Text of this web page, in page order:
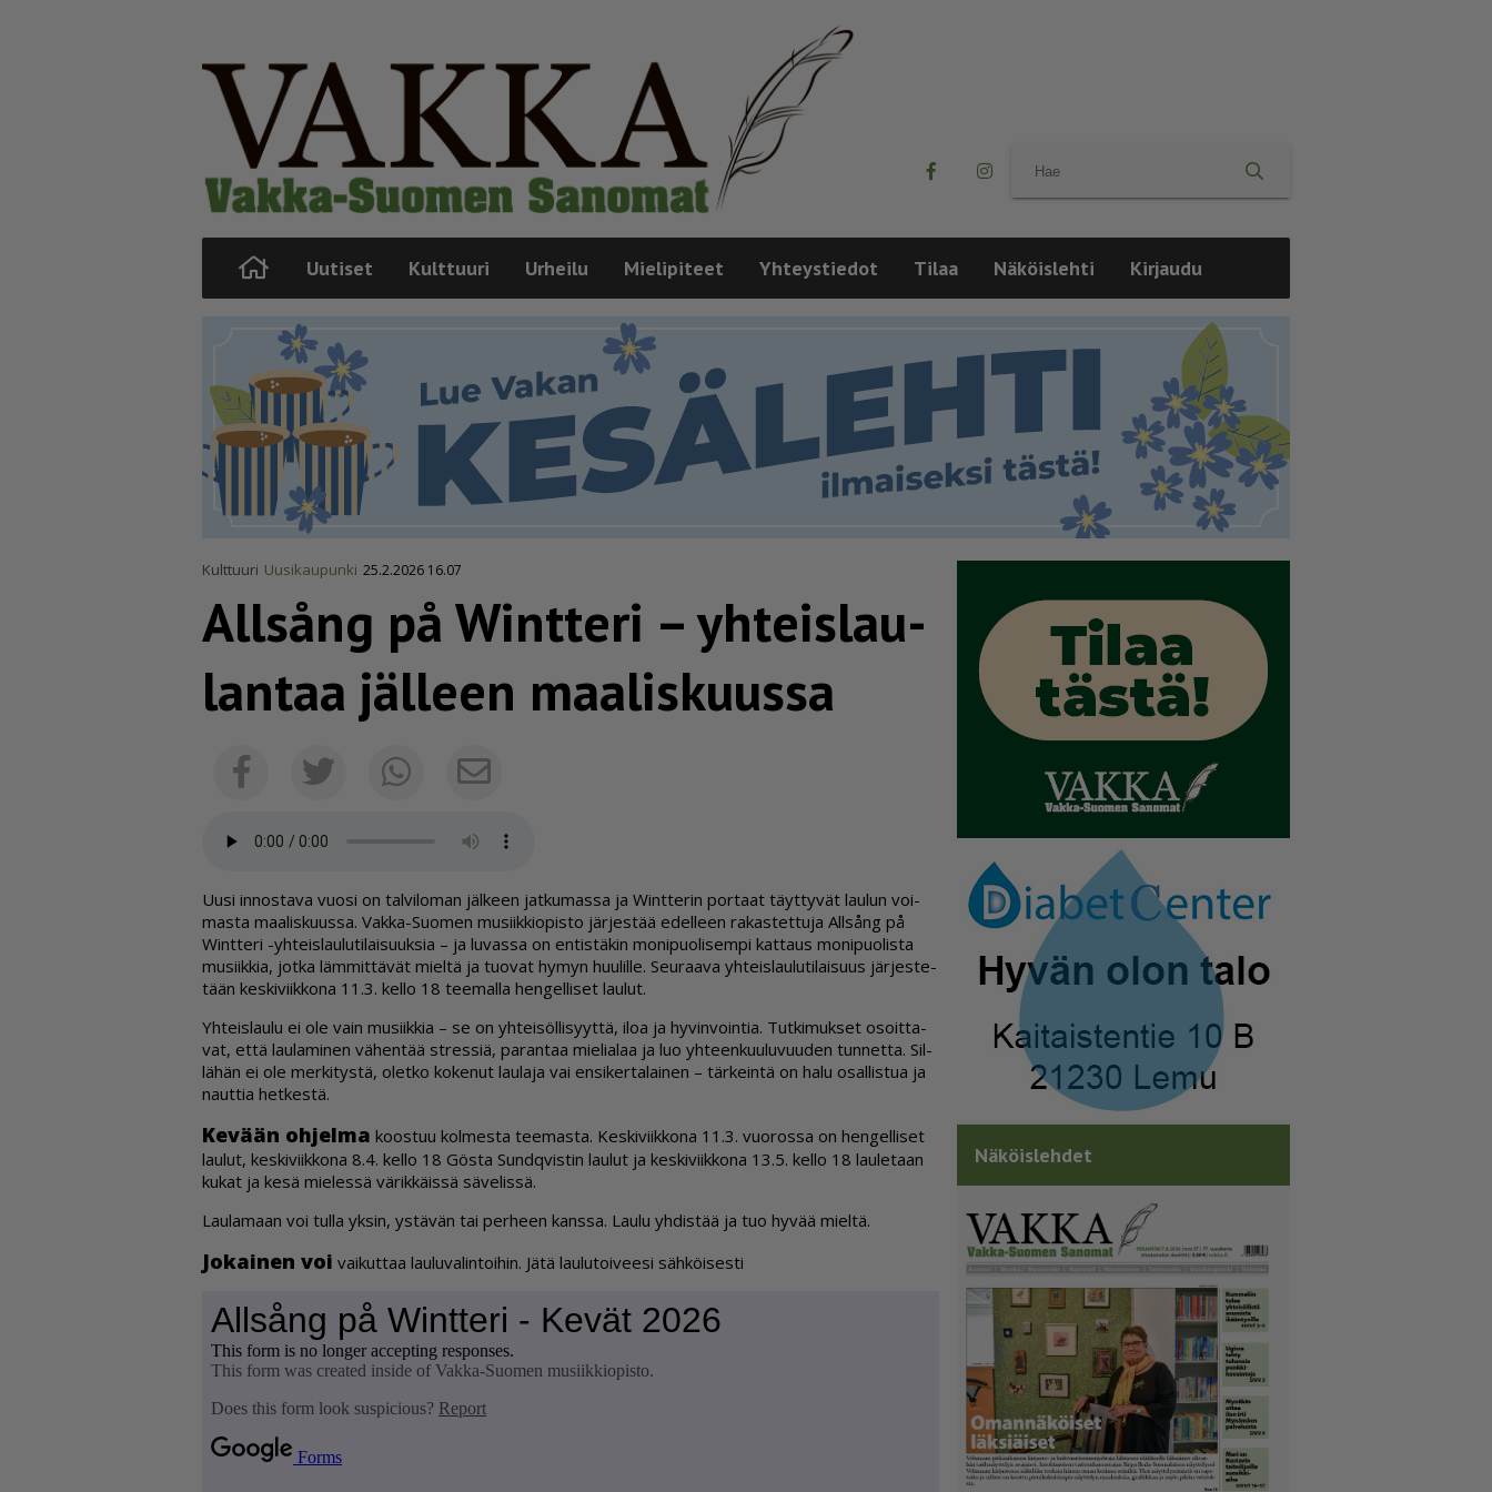
Uutiset Kulttuuri Urheilu Mielipiteet Yhteystiedot Tilaa Näköislehti Kirjaudu
Kulttuuri Uusikaupunki 25.2.2026 16.07
Allsång på Wintteri – yhteis­lau­
lantaa jälleen maaliskuussa
FacebookTwitterWhatsappSähköposti
Uu­si in­nos­ta­va vuo­si on tal­vi­lo­man jäl­keen jat­ku­mas­sa ja Wint­te­rin por­taat täyt­ty­vät lau­lun voi­
mas­ta maa­lis­kuus­sa. Vak­ka-Suo­men mu­siik­ki­o­pis­to jär­jes­tää edel­leen ra­kas­tet­tu­ja Al­l­sång på
Wint­te­ri -yh­teis­lau­lu­ti­lai­suuk­sia – ja lu­vas­sa on en­tis­tä­kin mo­ni­puo­li­sem­pi kat­taus mo­ni­puo­lis­ta
mu­siik­kia, jot­ka läm­mit­tä­vät miel­tä ja tuo­vat hy­myn huu­lil­le. Seu­raa­va yh­teis­lau­lu­ti­lai­suus jär­jes­te­
tään kes­ki­viik­ko­na 11.3. kel­lo 18 tee­mal­la hen­gel­li­set lau­lut.
Yh­teis­lau­lu ei ole vain mu­siik­kia – se on yh­tei­söl­li­syyt­tä, iloa ja hy­vin­voin­tia. Tut­ki­muk­set osoit­ta­
vat, et­tä lau­la­mi­nen vä­hen­tää stres­siä, pa­ran­taa mie­li­a­laa ja luo yh­teen­kuu­lu­vuu­den tun­net­ta. Sil­
lä­hän ei ole mer­ki­tys­tä, olet­ko ko­ke­nut lau­la­ja vai en­si­ker­ta­lai­nen – tär­kein­tä on halu osal­lis­tua ja
naut­tia het­kes­tä.
Ke­vään oh­jel­ma koos­tuu kol­mes­ta tee­mas­ta. Kes­ki­viik­ko­na 11.3. vuo­ros­sa on hen­gel­li­set
lau­lut, kes­ki­viik­ko­na 8.4. kel­lo 18 Gös­ta Sundq­vis­tin lau­lut ja kes­ki­viik­ko­na 13.5. kel­lo 18 lau­le­taan
ku­kat ja kesä mie­les­sä vä­rik­käis­sä sä­ve­lis­sä.
Lau­la­maan voi tul­la yk­sin, ys­tä­vän tai per­heen kans­sa. Lau­lu yh­dis­tää ja tuo hy­vää miel­tä.
Jo­kai­nen voi vai­kut­taa lau­lu­va­lin­toi­hin. Jätä lau­lu­toi­vee­si säh­köi­ses­ti
Näköislehdet